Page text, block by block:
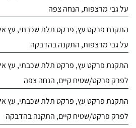
על גבי מרצפות, הנחה צפה
התקנת פרקט עץ, פרקט תלת שכבתי, עץ
על גבי מרצפות, התקנה בהדבקה
התקנת פרקט עץ, פרקט תלת שכבתי, עץ
לפרק פרקט/שטיח קיים, הנחה צפה
התקנת פרקט עץ, פרקט תלת שכבתי, עץ
לפרק פרקט/שטיח קיים, התקנה בהדבקה